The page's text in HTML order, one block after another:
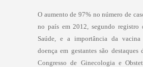
O aumento de 97% no número de
no país em 2012, segundo registro
Saúde, e a importância da
doença em gestantes são destaques
Congresso de Ginecologia e